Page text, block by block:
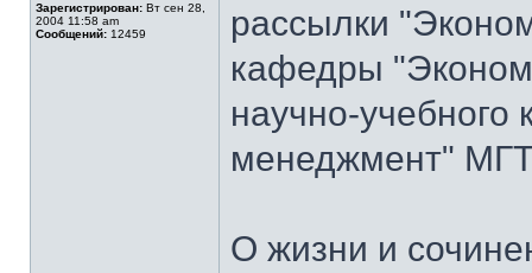
Зарегистрирован: Вт сен 28,
2004 11:58 am
Сообщений: 12459
рассылки
кафедры
научно-
менеджмент"
О жизни и